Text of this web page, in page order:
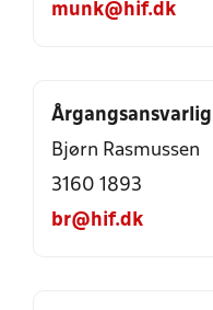
munk@hif.dk
Årgangsansvarlig
Bjørn Rasmussen
3160 1893
br@hif.dk